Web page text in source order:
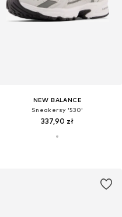
NEW BALANCE
Sneakersy '530'
337,90 zł